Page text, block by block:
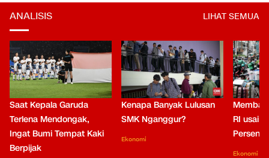
ANALISIS LIHAT SEMUA
Saat Kepala Garuda
Terlena Mendongak,
Ingat Bumi Tempat Kaki
Berpijak
Kenapa Banyak Lulusan
SMK Nganggur?
Ekonomi
RI usai
Persen
Ekonomi